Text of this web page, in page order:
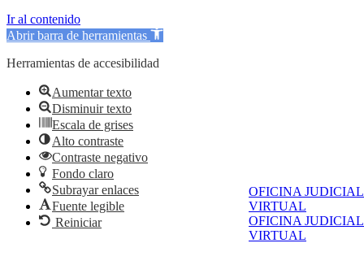
OFICINA JUDICIAL
VIRTUAL
OFICINA JUDICIAL
VIRTUAL
Ir al contenido
Abrir barra de herramientas
Herramientas de accesibilidad
Aumentar texto
Disminuir texto
Escala de grises
Alto contraste
Contraste negativo
Fondo claro
Subrayar enlaces
Fuente legible
Reiniciar